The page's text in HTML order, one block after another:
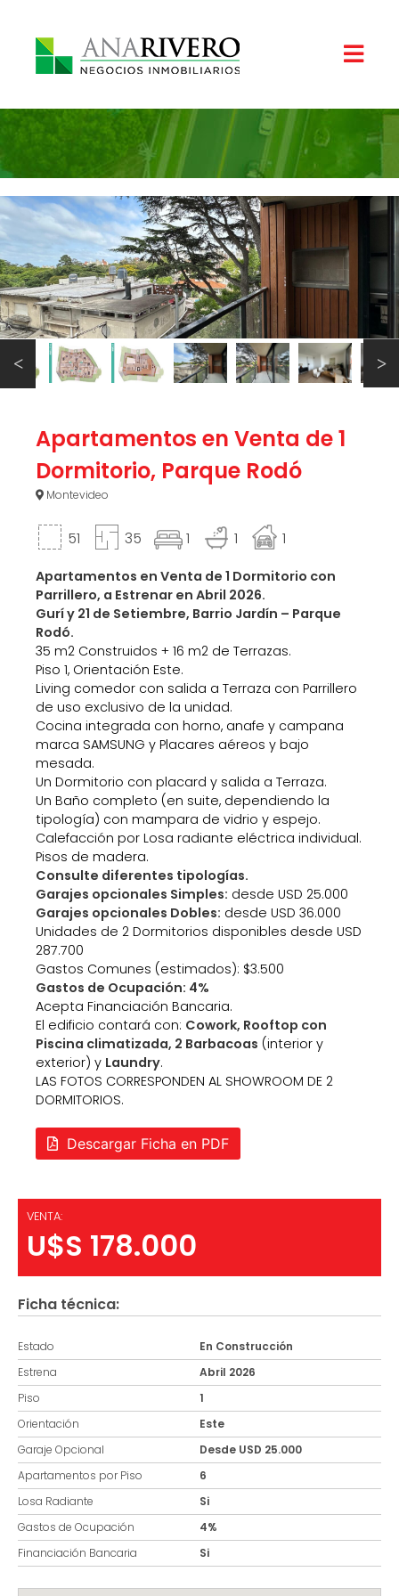
Apartamentos en Venta de 1
Dormitorio, Parque Rodó
Montevideo
51 35 1 1 1
Apartamentos en Venta de 1 Dormitorio con
Parrillero, a Estrenar en Abril 2026.
Gurí y 21 de Setiembre, Barrio Jardín – Parque
Rodó.
35 m2 Construidos + 16 m2 de Terrazas.
Piso 1, Orientación Este.
Living comedor con salida a Terraza con Parrillero
de uso exclusivo de la unidad.
Cocina integrada con horno, anafe y campana
marca SAMSUNG y Placares aéreos y bajo
mesada.
Un Dormitorio con placard y salida a Terraza.
Un Baño completo (en suite, dependiendo la
tipología) con mampara de vidrio y espejo.
Calefacción por Losa radiante eléctrica individual.
Pisos de madera.
Consulte diferentes tipologías.
Garajes opcionales Simples: desde USD 25.000
Garajes opcionales Dobles: desde USD 36.000
Unidades de 2 Dormitorios disponibles desde USD
287.700
Gastos Comunes (estimados): $3.500
Gastos de Ocupación: 4%
Acepta Financiación Bancaria.
El edificio contará con: Cowork, Rooftop con
Piscina climatizada, 2 Barbacoas (interior y
exterior) y Laundry.
LAS FOTOS CORRESPONDEN AL SHOWROOM DE 2
DORMITORIOS.
Descargar Ficha en PDF
VENTA:
U$S 178.000
Ficha técnica:
Estado
En Construcción
Estrena
Abril 2026
Piso
1
Orientación
Este
Garaje Opcional
Desde USD 25.000
Apartamentos por Piso
6
Losa Radiante
Si
Gastos de Ocupación
4%
Financiación Bancaria
Si